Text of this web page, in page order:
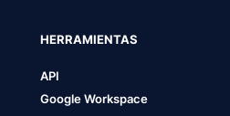
HERRAMIENTAS
API
Google Workspace